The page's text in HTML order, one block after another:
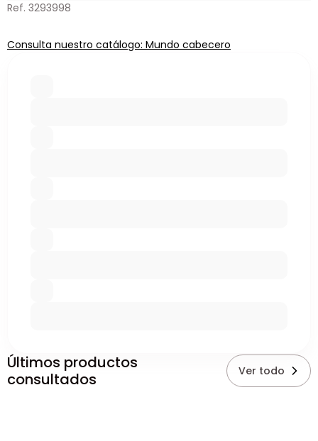
Ref. 3293998
Consulta nuestro catálogo: Mundo cabecero
Últimos productos
consultados
Ver todo